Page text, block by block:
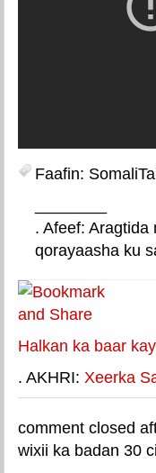
Faafin:
. Afeef:
qorayaasha ku
Halkan ka baar
. AKHRI: Xeerka
comment closed
wixii ka badan 30